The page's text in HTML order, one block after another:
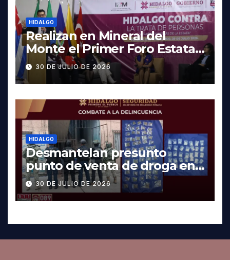
HIDALGO
Realizan en Mineral del
Monte el Primer Foro Estatal
contra la Trata de Personas
30 DE JULIO DE 2026
HIDALGO
Desmantelan presunto
punto de venta de droga en
Pachuca; hay dos detenidos
30 DE JULIO DE 2026